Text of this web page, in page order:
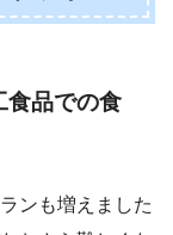
食品での食
ンも増えました